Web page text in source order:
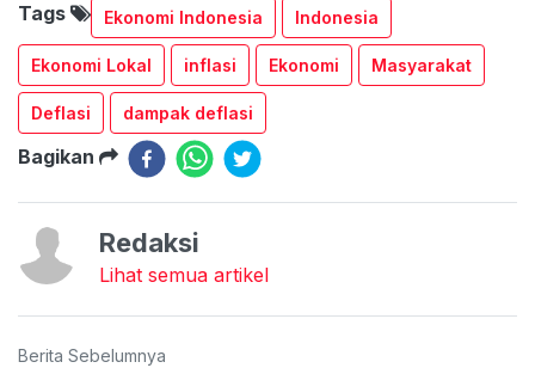
Tags
Ekonomi Indonesia Indonesia
Ekonomi Lokal inflasi Ekonomi Masyarakat
Deflasi dampak deflasi
Bagikan
Redaksi
Lihat semua artikel
Berita Sebelumnya